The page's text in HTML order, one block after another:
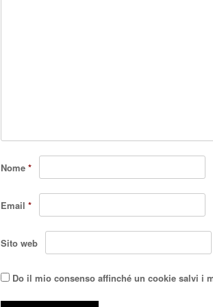
Nome *
Email *
Sito web
Do il mio consenso affinché un cookie salvi i